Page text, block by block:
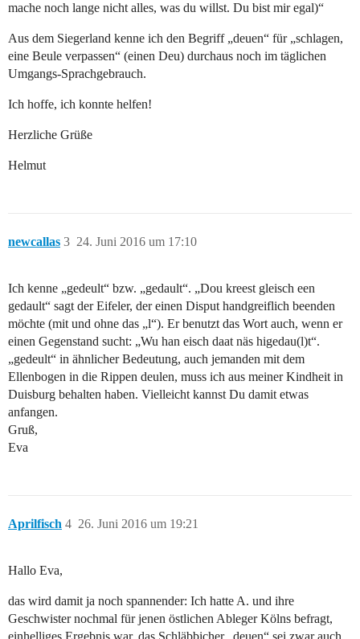
mache noch lange nicht alles, was du willst. Du bist mir egal)“
Aus dem Siegerland kenne ich den Begriff „deuen“ für „schlagen,
eine Beule verpassen“ (einen Deu) durchaus noch im täglichen
Umgangs-Sprachgebrauch.
Ich hoffe, ich konnte helfen!
Herzliche Grüße
Helmut
newcallas 24. Juni 2016 um 17:10
3
Ich kenne „gedeult“ bzw. „gedault“. „Dou kreest gleisch een
gedault“ sagt der Eifeler, der einen Disput handgreiflich beenden
möchte (mit und ohne das „l“). Er benutzt das Wort auch, wenn er
einen Gegenstand sucht: „Wu han eisch daat näs higedau(l)t“.
„gedeult“ in ähnlicher Bedeutung, auch jemanden mit dem
Ellenbogen in die Rippen deulen, muss ich aus meiner Kindheit in
Duisburg behalten haben. Vielleicht kannst Du damit etwas
anfangen.
Gruß,
Eva
Aprilfisch 26. Juni 2016 um 19:21
4
Hallo Eva,
das wird damit ja noch spannender: Ich hatte A. und ihre
Geschwister nochmal für jenen östlichen Ableger Kölns befragt,
einhelliges Ergebnis war, das Schläbbicher „deuen“ sei zwar auch